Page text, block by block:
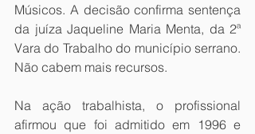
Músicos. A decisão confirma sentença
da juíza Jaqueline Maria Menta, da 2ª
Vara do Trabalho do município serrano.
Não cabem mais recursos.
Na ação trabalhista, o profissional
afirmou que foi admitido em 1996 e